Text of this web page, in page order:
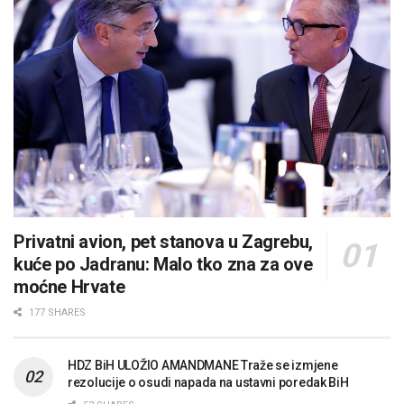
Privatni avion, pet stanova u Zagrebu,
kuće po Jadranu: Malo tko zna za ove
moćne Hrvate
177 SHARES
HDZ BiH ULOŽIO AMANDMANE Traže se izmjene
rezolucije o osudi napada na ustavni poredak BiH